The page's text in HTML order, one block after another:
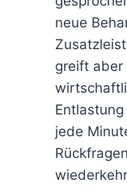
neue
greift aber
jede